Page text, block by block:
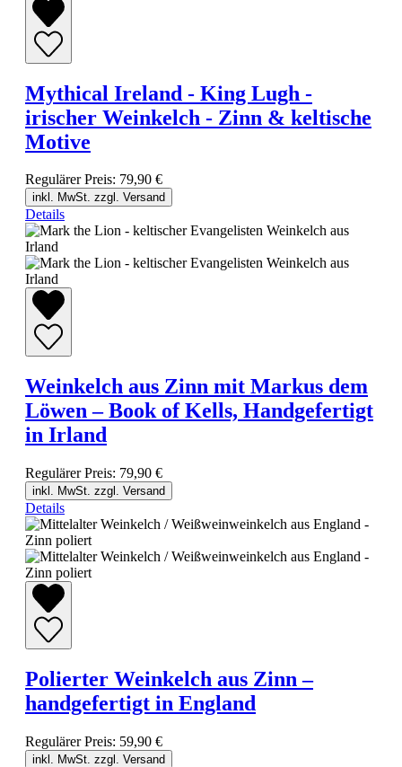
Mythical Ireland - King Lugh -
irischer Weinkelch - Zinn & keltische
Motive
Regulärer Preis: 79,90 €
inkl. MwSt. zzgl. Versand
Details
Weinkelch aus Zinn mit Markus dem
Löwen – Book of Kells, Handgefertigt
in Irland
Regulärer Preis: 79,90 €
inkl. MwSt. zzgl. Versand
Details
Polierter Weinkelch aus Zinn –
handgefertigt in England
Regulärer Preis: 59,90 €
inkl. MwSt. zzgl. Versand